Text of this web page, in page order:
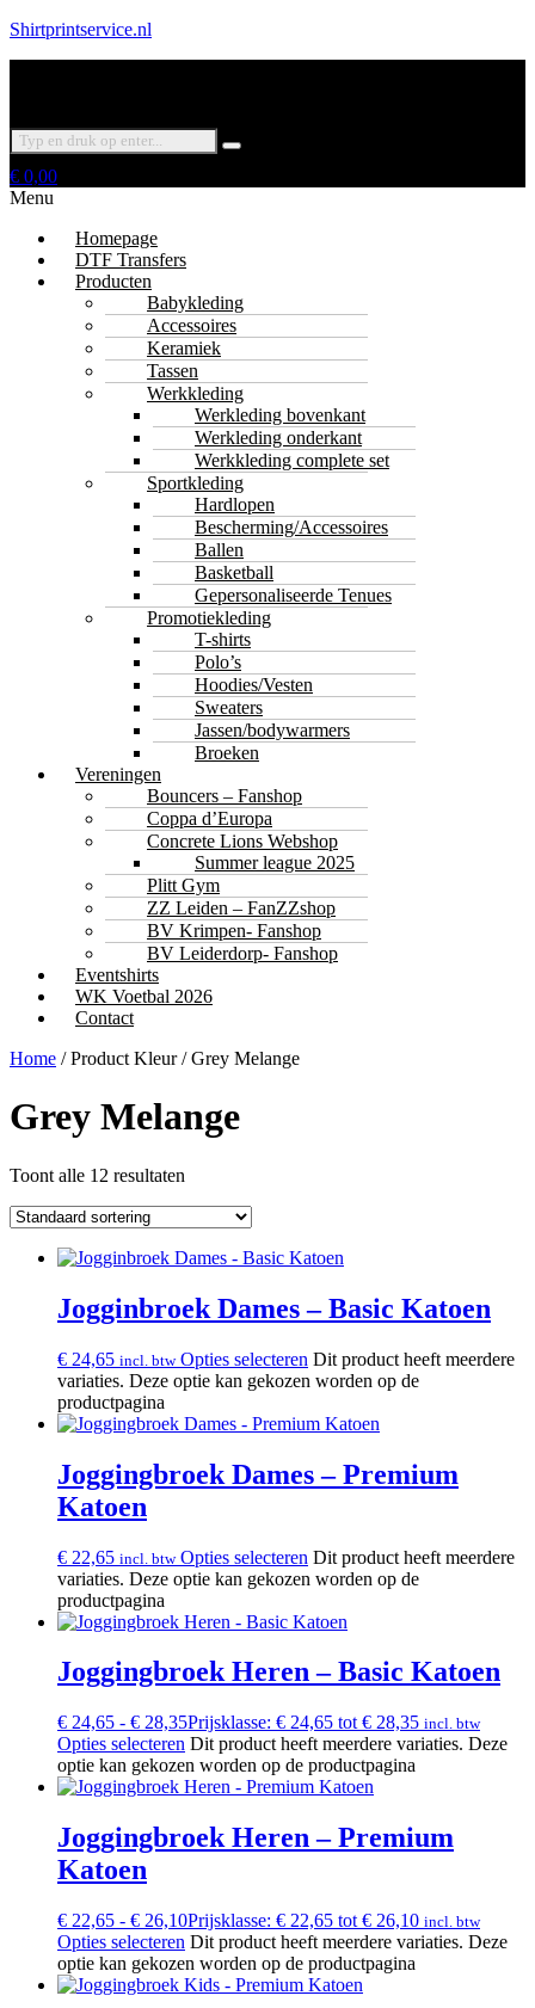
Shirtprintservice.nl
€ 0,00
Menu
Homepage
DTF Transfers
Producten
Babykleding
Accessoires
Keramiek
Tassen
Werkkleding
Werkleding bovenkant
Werkleding onderkant
Werkkleding complete set
Sportkleding
Hardlopen
Bescherming/Accessoires
Ballen
Basketball
Gepersonaliseerde Tenues
Promotiekleding
T-shirts
Polo’s
Hoodies/Vesten
Sweaters
Jassen/bodywarmers
Broeken
Vereningen
Bouncers – Fanshop
Coppa d’Europa
Concrete Lions Webshop
Summer league 2025
Plitt Gym
ZZ Leiden – FanZZshop
BV Krimpen- Fanshop
BV Leiderdorp- Fanshop
Eventshirts
WK Voetbal 2026
Contact
Home / Product Kleur / Grey Melange
Grey Melange
Toont alle 12 resultaten
Jogginbroek Dames – Basic Katoen
€ 24,65 incl. btw Opties selecteren Dit product heeft meerdere
variaties. Deze optie kan gekozen worden op de
productpagina
Joggingbroek Dames – Premium
Katoen
€ 22,65 incl. btw Opties selecteren Dit product heeft meerdere
variaties. Deze optie kan gekozen worden op de
productpagina
Joggingbroek Heren – Basic Katoen
€ 24,65 - € 28,35Prijsklasse: € 24,65 tot € 28,35 incl. btw
Opties selecteren Dit product heeft meerdere variaties. Deze
optie kan gekozen worden op de productpagina
Joggingbroek Heren – Premium
Katoen
€ 22,65 - € 26,10Prijsklasse: € 22,65 tot € 26,10 incl. btw
Opties selecteren Dit product heeft meerdere variaties. Deze
optie kan gekozen worden op de productpagina